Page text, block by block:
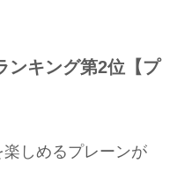
ンキング第2位【プ
しめるプレーンが